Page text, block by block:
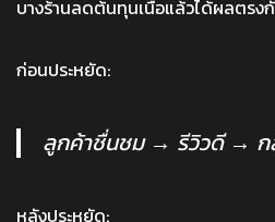
บางร้านลดต้นทุนเนื้อแล้วได้ผลตรง
ก่อนประหยัด:
ลูกค้าชื่นชม → รีวิวดี →
หลังประหยัด: